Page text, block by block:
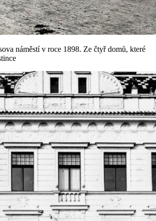
náměstí v roce 1898. Ze čtyř domů, které